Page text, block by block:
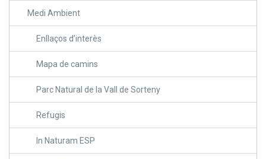
Medi Ambient
Enllaços d’interès
Mapa de camins
Parc Natural de la Vall de Sorteny
Refugis
In Naturam ESP